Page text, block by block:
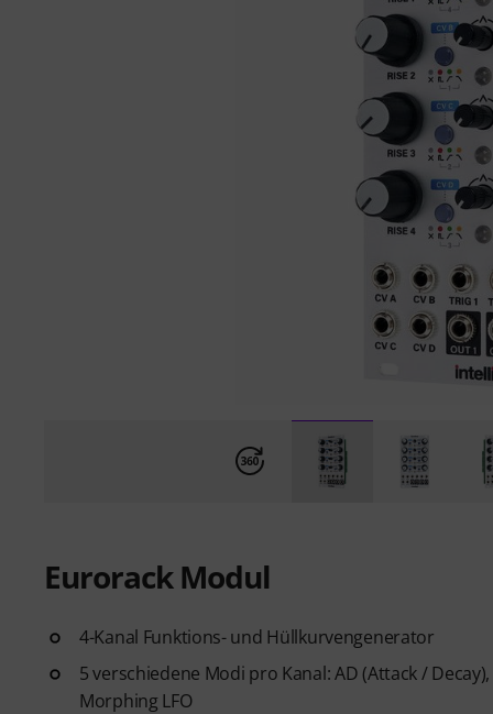
Eurorack Modul
4-Kanal Funktions- und Hüllkurvengenerator
5 verschiedene Modi pro Kanal: AD (Attack /
Morphing LFO